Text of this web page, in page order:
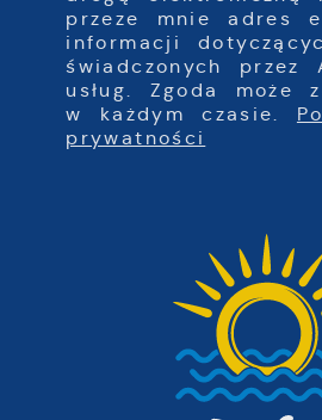
przeze mnie adres
informacji
świadczonych przez
usług. Zgoda może
w każdym czasie.
prywatności